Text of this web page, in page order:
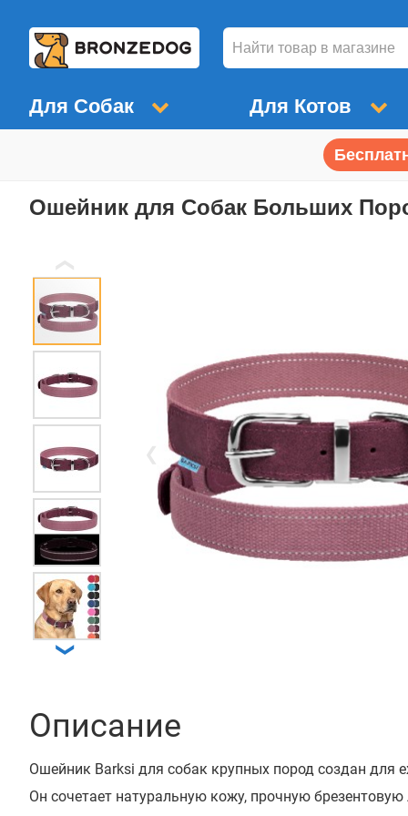
Для Собак Для Котов
Ошейник для Собак Больших
❯
Описание
Ошейник Barksi для собак крупных пород создан для
Он сочетает натуральную кожу, прочную